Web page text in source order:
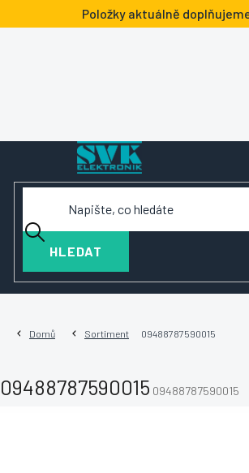
na
Položky aktuálně
HLEDAT
Domů Sortiment 09488787590015
09488787590015 09488787590015